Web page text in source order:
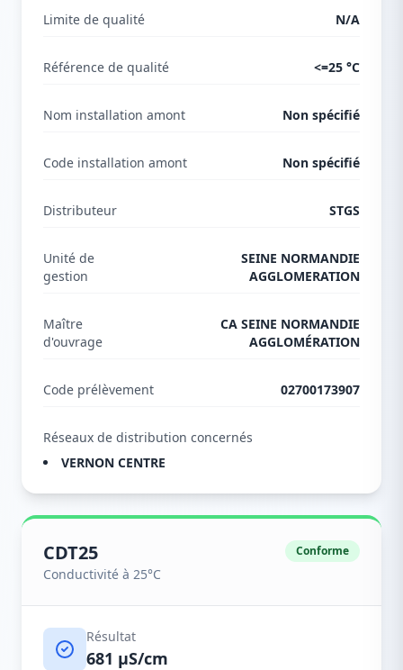
Limite de qualité N/A
Référence de qualité <=25 °C
Nom installation amont Non spécifié
Code installation amont Non spécifié
Distributeur STGS
Unité de
gestion
SEINE NORMANDIE
AGGLOMERATION
Maître
d'ouvrage
CA SEINE NORMANDIE
AGGLOMÉRATION
Code prélèvement 02700173907
Réseaux de distribution concernés
VERNON CENTRE
CDT25
Conductivité à 25°C
Conforme
Résultat
681 µS/cm